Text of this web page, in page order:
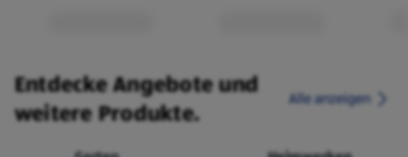
Entdecke Angebote und
weitere Produkte.
Alle anzeigen